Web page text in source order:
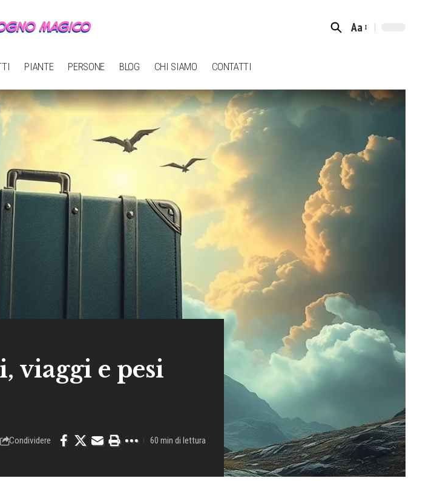
Font
Aa
PIANTE PERSONE BLOG CHI SIAMO CONTATTI
viaggi e pesi
Condividere 60 min di lettura